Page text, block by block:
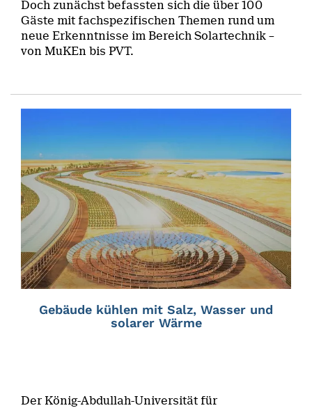
Doch zunächst befassten sich die über 100
Gäste mit fachspezifischen Themen rund um
neue Erkenntnisse im Bereich Solartechnik –
von MuKEn bis PVT.
Gebäude kühlen mit Salz, Wasser und
solarer Wärme
Der König-Abdullah-Universität für